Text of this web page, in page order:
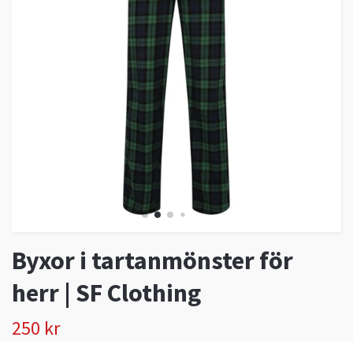
Byxor i tartanmönster för
herr | SF Clothing
250 kr